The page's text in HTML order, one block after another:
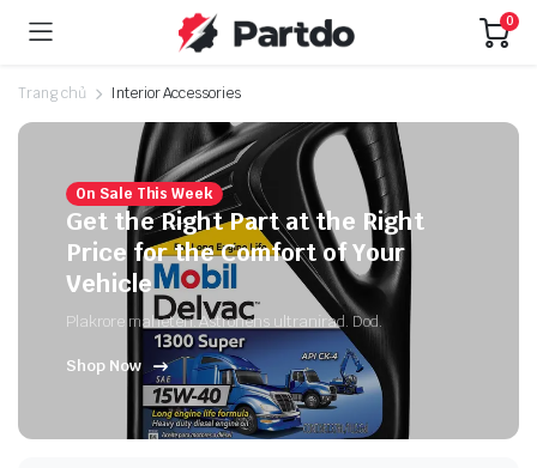
0
Trang chủ Interior Accessories
On Sale This Week
Get the Right Part at the Right
Price for the Comfort of Your
Vehicle
Plakrore maheten. Astronens ultranirad. Dod.
Shop Now